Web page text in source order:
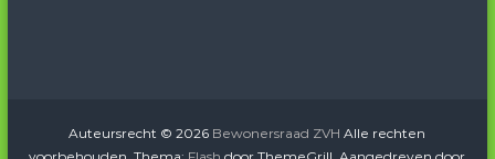
Auteursrecht © 2026 Bewonersraad ZVH Alle rechten